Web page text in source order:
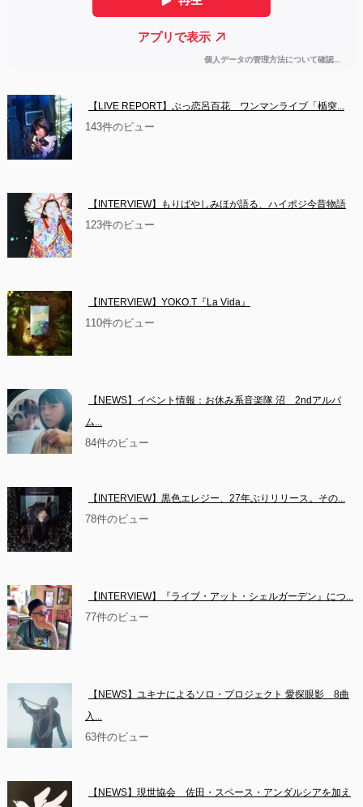
【LIVE REPORT】ぶっ恋呂百花　ワンマンライブ「楯突...
143件のビュー
【INTERVIEW】もりばやしみほが語る、ハイポジ今昔物語
123件のビュー
【INTERVIEW】YOKO.T『La Vida』
110件のビュー
【NEWS】イベント情報：お休み系音楽隊 沼　2ndアルバ
ム...
84件のビュー
【INTERVIEW】黒色エレジー、27年ぶりリリース。その...
78件のビュー
【INTERVIEW】『ライブ・アット・シェルガーデン』につ...
77件のビュー
【NEWS】ユキナによるソロ・プロジェクト 愛探眼影　8曲
入...
63件のビュー
【NEWS】現世協会　佐田・スペース・アンダルシアを加え